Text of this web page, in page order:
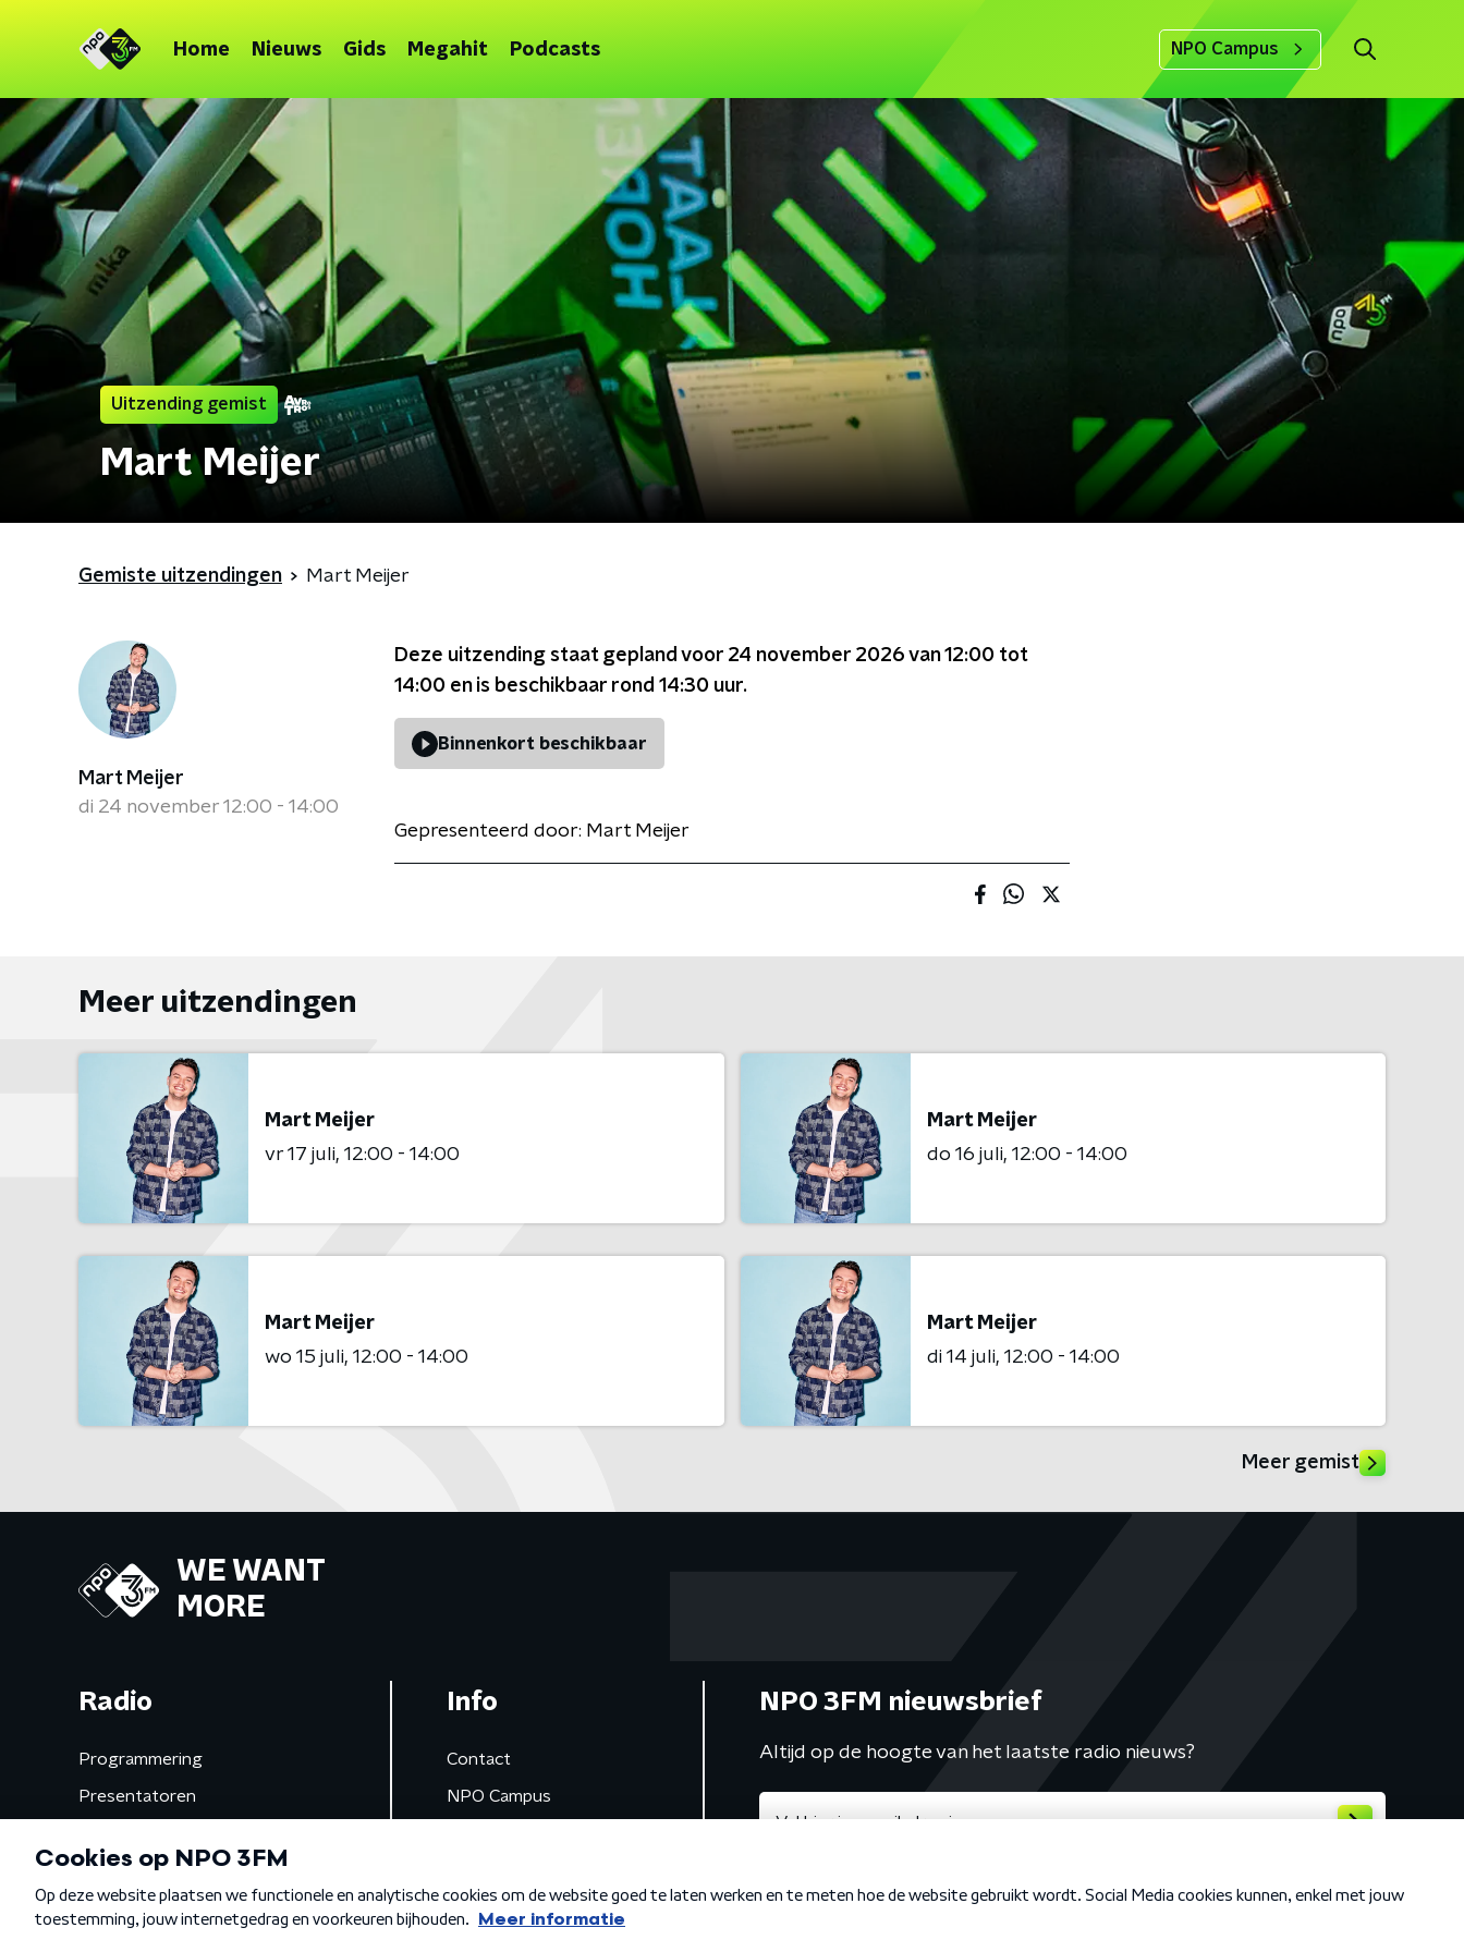
Home Nieuws Gids Megahit Podcasts NPO Campus
Uitzending gemist
Mart Meijer
Gemiste uitzendingen Mart Meijer
Mart Meijer
di 24 november 12:00 - 14:00
Deze uitzending staat gepland voor 24 november 2026 van 12:00 tot
14:00 en is beschikbaar rond 14:30 uur.
Binnenkort beschikbaar
Gepresenteerd door: Mart Meijer
Meer uitzendingen
Mart Meijer
vr 17 juli 12:00 - 14:00
Mart Meijer
do 16 juli 12:00 - 14:00
Mart Meijer
wo 15 juli 12:00 - 14:00
Mart Meijer
di 14 juli 12:00 - 14:00
Meer gemist
WE WANT
MORE
Radio
Programmering
Presentatoren
Gemist
Info
Contact
NPO Campus
NPO 3FM nieuwsbrief
Altijd op de hoogte van het laatste radio nieuws?
Algemene voorwaarden Privacybeleid